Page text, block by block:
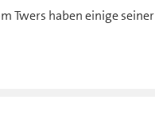
Twers haben einige seiner